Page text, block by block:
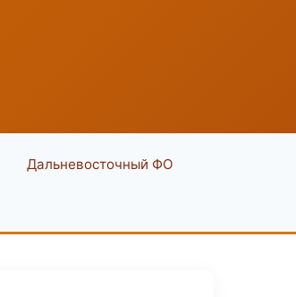
Дальневосточный ФО